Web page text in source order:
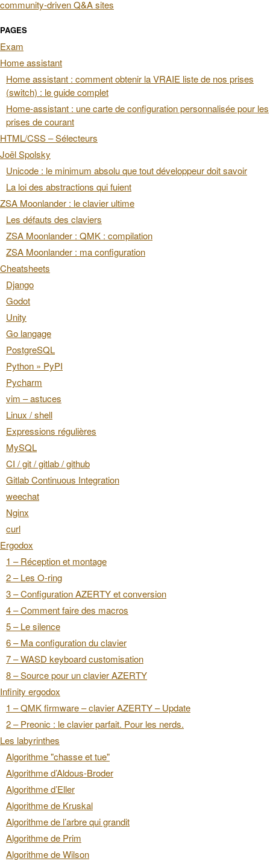
PAGES
Exam
Home assistant
Home assistant : comment obtenir la VRAIE liste de nos prises
(switch) : le guide complet
Home-assistant : une carte de configuration personnalisée pour les
prises de courant
HTML/CSS – Sélecteurs
Joël Spolsky
Unicode : le minimum absolu que tout développeur doit savoir
La loi des abstractions qui fuient
ZSA Moonlander : le clavier ultime
Les défauts des claviers
ZSA Moonlander : QMK : compilation
ZSA Moonlander : ma configuration
Cheatsheets
Django
Godot
Unity
Go langage
PostgreSQL
Python » PyPI
Pycharm
vim – astuces
Linux / shell
Expressions régulières
MySQL
CI / git / gitlab / github
Gitlab Continuous Integration
weechat
Nginx
curl
Ergodox
1 – Réception et montage
2 – Les O-ring
3 – Configuration AZERTY et conversion
4 – Comment faire des macros
5 – Le silence
6 – Ma configuration du clavier
7 – WASD keyboard customisation
8 – Source pour un clavier AZERTY
Infinity ergodox
1 – QMK firmware – clavier AZERTY – Update
2 – Preonic : le clavier parfait. Pour les nerds.
Les labyrinthes
Algorithme "chasse et tue"
Algorithme d’Aldous-Broder
Algorithme d’Eller
Algorithme de Kruskal
Algorithme de l’arbre qui grandit
Algorithme de Prim
Algorithme de Wilson